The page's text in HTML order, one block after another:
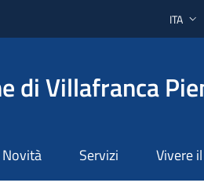
Lingua
ITA
di Villafranca
Novità Servizi Vivere